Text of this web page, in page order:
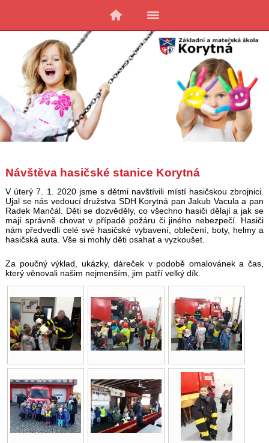
Návštěva hasičské stanice Korytná
V úterý 7. 1. 2020 jsme s dětmi navštívili místí hasičskou zbrojnici.
Ujal se nás vedoucí družstva SDH Korytná pan Jakub Vacula a pan
Radek Mančál. Děti se dozvěděly, co všechno hasiči dělají a jak se
mají správně chovat v případě požáru či jiného nebezpečí. Hasiči
nám předvedli celé své hasičské vybavení, oblečení, boty, helmy a
hasičská auta. Vše si mohly děti osahat a vyzkoušet.
Za poučný výklad, ukázky, dáreček v podobě omalovánek a čas,
který věnovali našim nejmenším, jim patří velký dík.